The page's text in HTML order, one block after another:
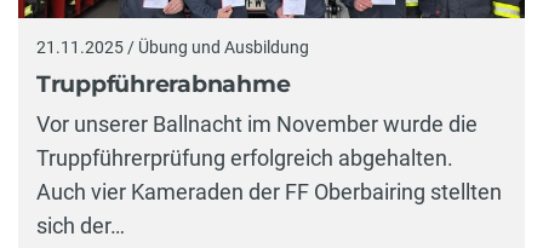
21.11.2025 / Übung und Ausbildung
Truppführerabnahme
Vor unserer Ballnacht im November wurde die
Truppführerprüfung erfolgreich abgehalten.
Auch vier Kameraden der FF Oberbairing stellten
sich der…